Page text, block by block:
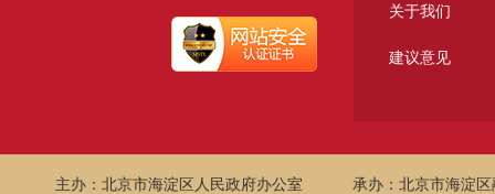
关于我们
建议意见
主办：北京市海淀区人民政府办公室 承办：北京市海淀